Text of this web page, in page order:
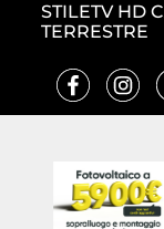
STILETV HD
TERRESTRE